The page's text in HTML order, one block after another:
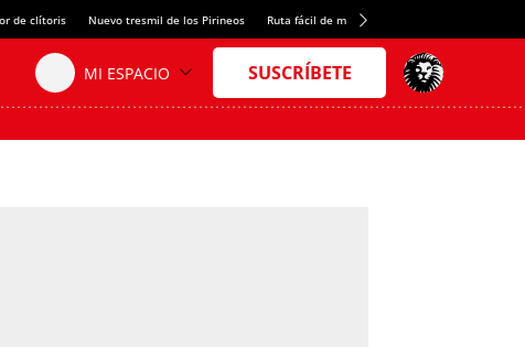
de clítoris Nuevo tresmil de los Pirineos Ruta fácil de montaña